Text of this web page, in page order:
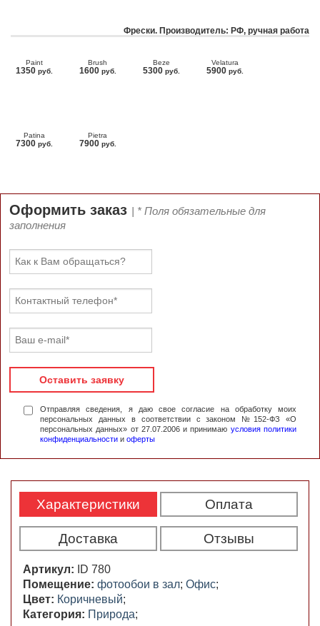
Фрески. Производитель: РФ, ручная работа
Paint
1350 руб.
Brush
1600 руб.
Beze
5300 руб.
Velatura
5900 руб.
Patina
7300 руб.
Pietra
7900 руб.
Оформить заказ | * Поля обязательные для
заполнения
Оставить заявку
Отправляя сведения, я даю свое согласие на обработку моих
персональных данных в соответствии с законом №152-ФЗ «О
персональных данных» от 27.07.2006 и принимаю условия политики
конфиденциальности и оферты
Характеристики Оплата
Доставка Отзывы
Артикул:
ID 780
Помещение: фотообои в зал; Офис;
Цвет: Коричневый;
Категория: Природа;